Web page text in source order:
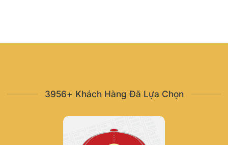
3956+ Khách Hàng Đã Lựa Chọn